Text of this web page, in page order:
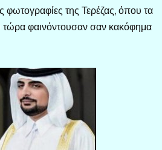
φωτογραφίες της Τερέζας, όπου τα
τώρα φαινόντουσαν σαν κακόφημα